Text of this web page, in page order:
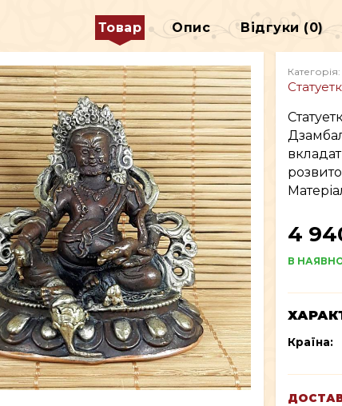
ДЕКОР
ЕКСКЛЮЗИВ ВСЕ ДЛЯ КУРІННЯ
Товар Опис Відгуки (0)
Категорія:
4
В
Країна: